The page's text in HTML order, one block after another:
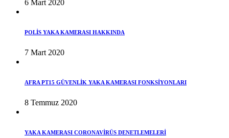
6 Mart 2020
POLİS YAKA KAMERASI HAKKINDA
7 Mart 2020
AFRA PT15 GÜVENLİK YAKA KAMERASI FONKSİYONLARI
8 Temmuz 2020
YAKA KAMERASI CORONAVİRÜS DENETLEMELERİ